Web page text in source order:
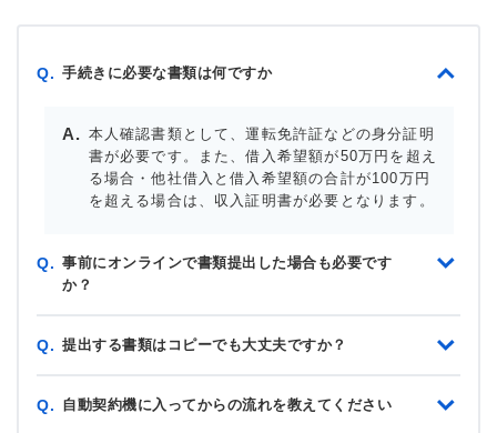
Q. 手続きに必要な書類は何ですか
本人確認書類として、運転免許証などの身分証明
書が必要です。また、借入希望額が50万円を超え
る場合・他社借入と借入希望額の合計が100万円
を超える場合は、収入証明書が必要となります。
Q. 事前にオンラインで書類提出した場合も必要です
か？
Q. 提出する書類はコピーでも大丈夫ですか？
Q. 自動契約機に入ってからの流れを教えてください